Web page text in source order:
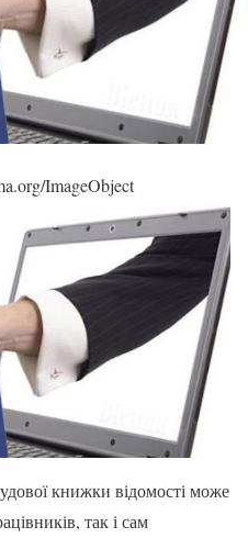
ImageObject
книжки відомості може
так і сам